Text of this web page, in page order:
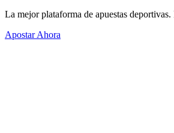
La mejor plataforma de apuestas
Apostar Ahora